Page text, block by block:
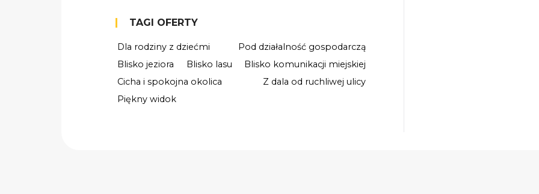
TAGI OFERTY
Dla rodziny z dziećmi
Pod działalność gospodarczą
Blisko jeziora
Blisko lasu
Blisko komunikacji miejskiej
Cicha i spokojna okolica
Z dala od ruchliwej ulicy
Piękny widok